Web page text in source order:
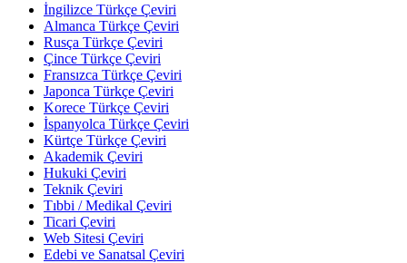
İngilizce Türkçe Çeviri
Almanca Türkçe Çeviri
Rusça Türkçe Çeviri
Çince Türkçe Çeviri
Fransızca Türkçe Çeviri
Japonca Türkçe Çeviri
Korece Türkçe Çeviri
İspanyolca Türkçe Çeviri
Kürtçe Türkçe Çeviri
Akademik Çeviri
Hukuki Çeviri
Teknik Çeviri
Tıbbi / Medikal Çeviri
Ticari Çeviri
Web Sitesi Çeviri
Edebi ve Sanatsal Çeviri